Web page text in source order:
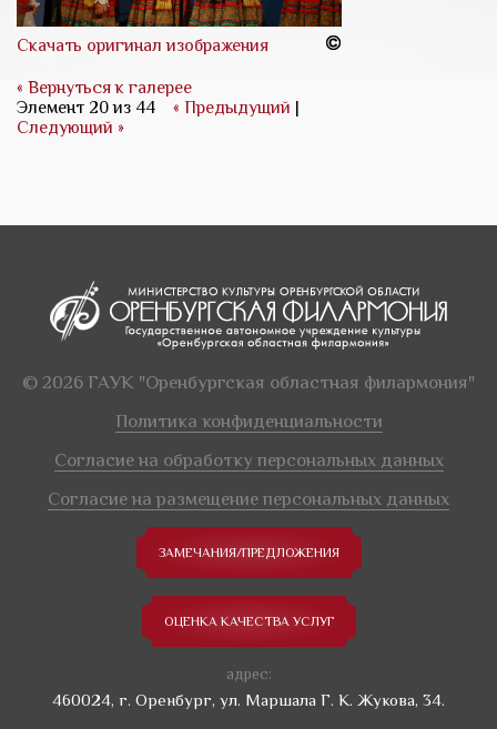
Скачать оригинал изображения
« Вернуться к галерее
Элемент 20 из 44
« Предыдущий |
Следующий »
© 2026 ГАУК "Оренбургская областная филармония"
Политика конфиденциальности
Согласие на обработку персональных данных
Согласие на размещение персональных данных
ЗАМЕЧАНИЯ/ПРЕДЛОЖЕНИЯ
ОЦЕНКА КАЧЕСТВА УСЛУГ
адрес:
460024, г. Оренбург, ул. Маршала Г. К. Жукова, 34.